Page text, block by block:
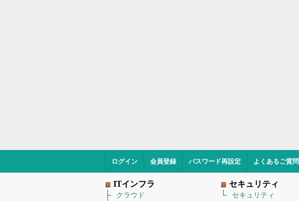
ログイン 会員登録 パスワード再設定 よくあるご質問
ITインフラ
クラウド
セキュリティ
セキュリティ